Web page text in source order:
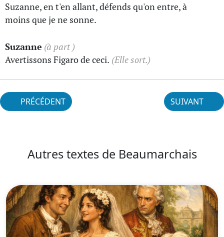
Suzanne, en t'en allant, défends qu'on entre, à
moins que je ne sonne.
Suzanne (à part )
Avertissons Figaro de ceci. (Elle sort.)
PRÉCÉDENT SUIVANT
Autres textes de Beaumarchais